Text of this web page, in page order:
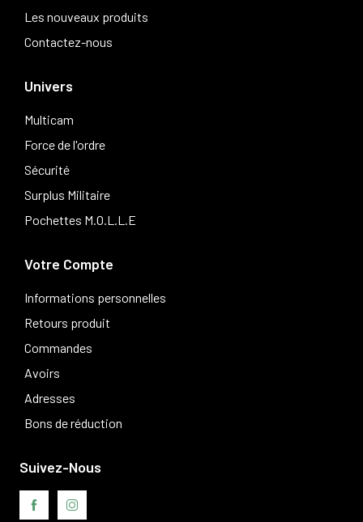
Les nouveaux produits
Contactez-nous
Univers
Multicam
Force de l'ordre
Sécurité
Surplus Militaire
Pochettes M.O.L.L.E
Votre Compte
Informations personnelles
Retours produit
Commandes
Avoirs
Adresses
Bons de réduction
Suivez-Nous